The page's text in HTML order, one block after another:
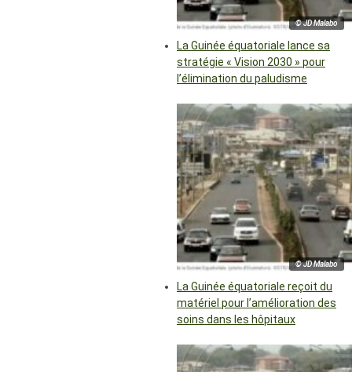
© JD Malabo
La Guinée équatoriale lance sa
stratégie « Vision 2030 » pour
l’élimination du paludisme
© JD Malabo
La Guinée équatoriale reçoit du
matériel pour l’amélioration des
soins dans les hôpitaux